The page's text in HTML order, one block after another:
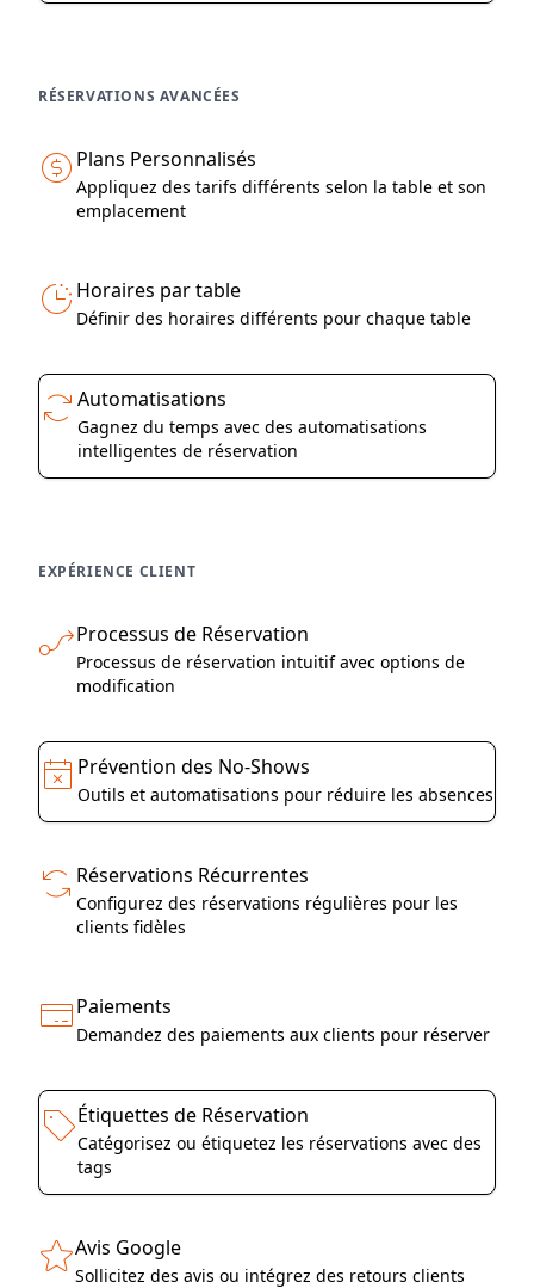
RÉSERVATIONS AVANCÉES
Plans Personnalisés
Appliquez des tarifs différents selon la table et son
emplacement
Horaires par table
Définir des horaires différents pour chaque table
Automatisations
Gagnez du temps avec des automatisations
intelligentes de réservation
EXPÉRIENCE CLIENT
Processus de Réservation
Processus de réservation intuitif avec options de
modification
Prévention des No-Shows
Outils et automatisations pour réduire les absences
Réservations Récurrentes
Configurez des réservations régulières pour les
clients fidèles
Paiements
Demandez des paiements aux clients pour réserver
Étiquettes de Réservation
Catégorisez ou étiquetez les réservations avec des
tags
Avis Google
Sollicitez des avis ou intégrez des retours clients